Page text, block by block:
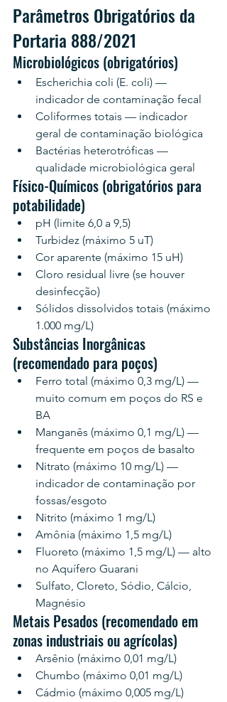
Parâmetros Obrigatórios da
Portaria 888/2021
Microbiológicos (obrigatórios)
Escherichia coli (E. coli) —
indicador de contaminação fecal
Coliformes totais — indicador
geral de contaminação biológica
Bactérias heterotróficas —
qualidade microbiológica geral
Físico-Químicos (obrigatórios para
potabilidade)
pH (limite 6,0 a 9,5)
Turbidez (máximo 5 uT)
Cor aparente (máximo 15 uH)
Cloro residual livre (se houver
desinfecção)
Sólidos dissolvidos totais (máximo
1.000 mg/L)
Substâncias Inorgânicas
(recomendado para poços)
Ferro total (máximo 0,3 mg/L) —
muito comum em poços do RS e
BA
Manganês (máximo 0,1 mg/L) —
frequente em poços de basalto
Nitrato (máximo 10 mg/L) —
indicador de contaminação por
fossas/esgoto
Nitrito (máximo 1 mg/L)
Amônia (máximo 1,5 mg/L)
Fluoreto (máximo 1,5 mg/L) — alto
no Aquífero Guarani
Sulfato, Cloreto, Sódio, Cálcio,
Magnésio
Metais Pesados (recomendado em
zonas industriais ou agrícolas)
Arsênio (máximo 0,01 mg/L)
Chumbo (máximo 0,01 mg/L)
Cádmio (máximo 0,005 mg/L)